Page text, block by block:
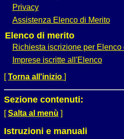
Privacy
Assistenza Elenco di Merito
Elenco di merito
Richiesta iscrizione per Elenco
Imprese iscritte all'Elenco
[Torna all'inizio ]
Sezione contenuti:
[Salta al menù ]
Istruzioni e manuali